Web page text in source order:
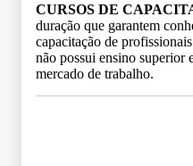
CURSOS DE
duração que garantem
capacitação de
não possui ensino superior
mercado de trabalho.